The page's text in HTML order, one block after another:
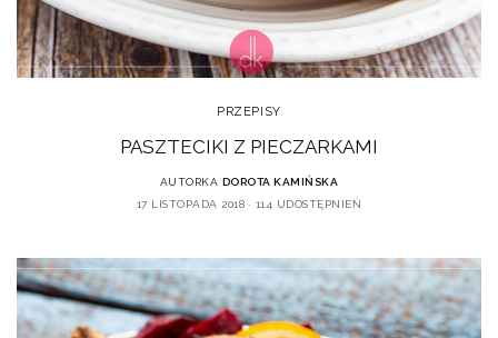
PRZEPISY
PASZTECIKI Z PIECZARKAMI
AUTORKA DOROTA KAMIŃSKA
17 LISTOPADA 2018
114 UDOSTĘPNIEŃ